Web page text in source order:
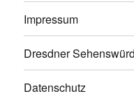
Impressum
Dresdner
Datenschutz